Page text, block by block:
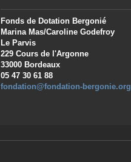
Fonds de Dotation Bergonié
Marina Mas/Caroline Godefroy
Le Parvis
229 Cours de l'Argonne
33000 Bordeaux
05 47 30 61 88
fondation@fondation-bergonie.org